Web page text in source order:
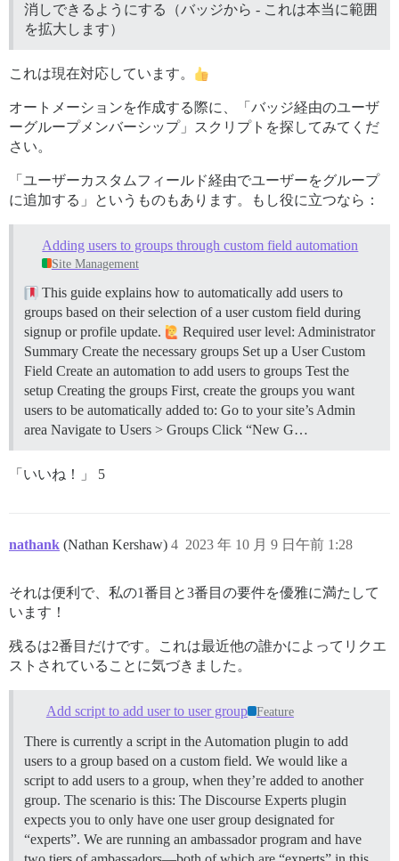
消しできるようにする（バッジから - これは本当に範囲
を拡大します）
これは現在対応しています。
オートメーションを作成する際に、「バッジ経由のユーザ
ーグループメンバーシップ」スクリプトを探してみてくだ
さい。
「ユーザーカスタムフィールド経由でユーザーをグループ
に追加する」というものもあります。もし役に立つなら：
Adding users to groups through custom field automation
Site Management
This guide explains how to automatically add users to
groups based on their selection of a user custom field during
signup or profile update.
Required user level: Administrator
Summary Create the necessary groups Set up a User Custom
Field Create an automation to add users to groups Test the
setup Creating the groups First, create the groups you want
users to be automatically added to: Go to your site’s Admin
area Navigate to Users > Groups Click “New G…
「いいね！」 5
nathank (Nathan Kershaw) 2023 年 10 月 9 日午前 1:28
4
それは便利で、私の1番目と3番目の要件を優雅に満たして
います！
残るは2番目だけです。これは最近他の誰かによってリクエ
ストされていることに気づきました。
Add script to add user to user group Feature
There is currently a script in the Automation plugin to add
users to a group based on a custom field. We would like a
script to add users to a group, when they’re added to another
group. The scenario is this: The Discourse Experts plugin
expects you to only have one user group designated for
“experts”. We are running an ambassador program and have